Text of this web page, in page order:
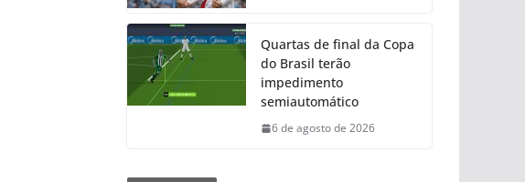
Quartas de final da Copa
do Brasil terão
impedimento
semiautomático
6 de agosto de 2026